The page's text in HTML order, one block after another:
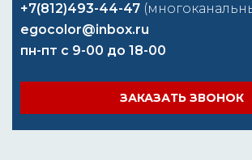
+7(812)493-44-47
egocolor@inbox.ru
пн-пт с 9-00 до 18-00
ЗАКАЗАТЬ ЗВОНОК